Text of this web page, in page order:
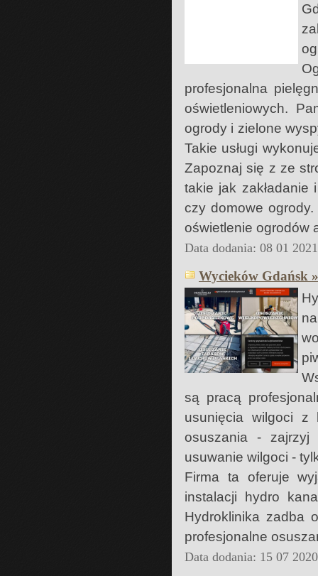
profesjonalna
oświetleniowych.
ogrody i zielone
Takie usługi
Zapoznaj się z ze
takie jak zakładanie
czy domowe
oświetlenie ogrodów
Data dodania: 08 01
Wycieków Gdańsk »
są pracą
usunięcia wilgoci z
osuszania - zajrzyj
usuwanie wilgoci -
Firma ta oferuje
instalacji hydro
Hydroklinika zadba
profesjonalne
Data dodania: 15 07